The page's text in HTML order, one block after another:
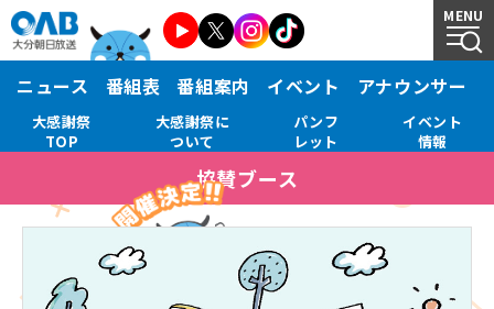
MENU
ニュース 番組表 番組案内 イベント アナウンサー
大感謝祭
TOP
大感謝祭に
ついて
パンフ
レット
イベント
情報
協賛ブース